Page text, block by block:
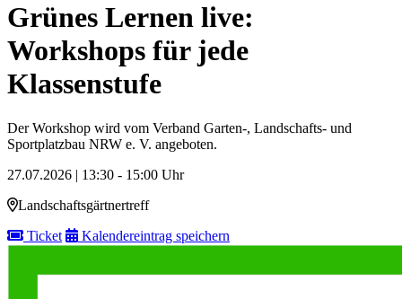
Grünes Lernen live:
Workshops für jede
Klassenstufe
Der Workshop wird vom Verband Garten-, Landschafts- und
Sportplatzbau NRW e. V. angeboten.
27.07.2026 | 13:30 - 15:00 Uhr
Landschaftsgärtnertreff
Ticket
Kalendereintrag speichern